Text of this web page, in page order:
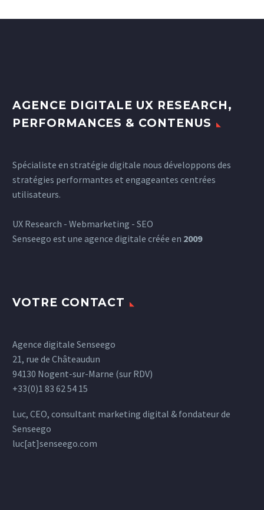
AGENCE DIGITALE UX RESEARCH,
PERFORMANCES & CONTENUS
Spécialiste en stratégie digitale nous développons des
stratégies performantes et engageantes centrées
utilisateurs.
UX Research - Webmarketing - SEO
Senseego est une agence digitale créée en 2009
VOTRE CONTACT
Agence digitale Senseego
21, rue de Châteaudun
94130 Nogent-sur-Marne (sur RDV)
+33(0)1 83 62 54 15
Luc, CEO, consultant marketing digital & fondateur de
Senseego
luc[at]senseego.com